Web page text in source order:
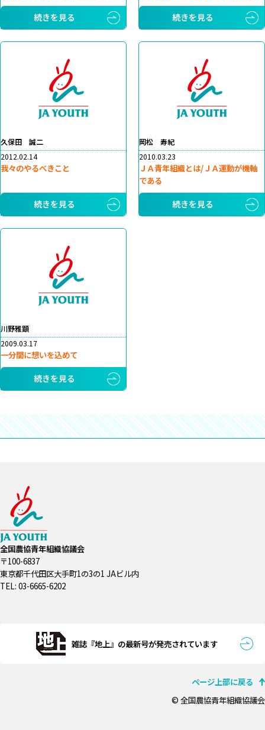
続きを見る
続きを見る
久保田 誠二
2012.02.14
我々のやるべきこと
続きを見る
岡松 寿紀
2010.03.23
ＪＡ青年組織とは/ＪＡ運動が機軸
である
続きを見る
川野雅顕
2009.03.17
一分間に想いを込めて
続きを見る
全国農協青年組織協議会
〒100-6837
東京都千代田区大手町1の3の1 JAビル内
TEL: 03-6665-6202
雑誌『地上』の最新号が発売されています
ページ上部に戻る
© 全国農協青年組織協議会